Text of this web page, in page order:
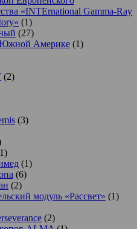
«INTErnational Gamma-Ray
(1)
(27)
Америке (1)
(2)
(3)
(1)
(6)
(2)
модуль «Рассвет» (1)
(2)